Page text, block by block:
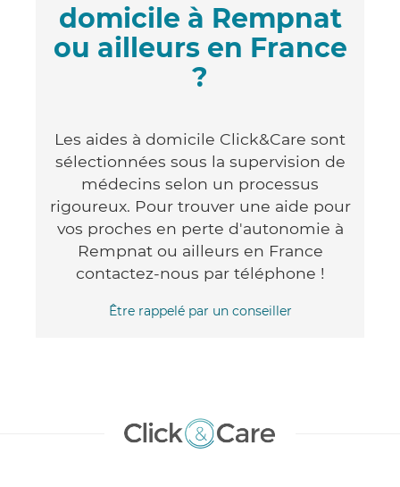
domicile à Rempnat
ou ailleurs en France
?
Les aides à domicile Click&Care sont
sélectionnées sous la supervision de
médecins selon un processus
rigoureux. Pour trouver une aide pour
vos proches en perte d'autonomie à
Rempnat ou ailleurs en France
contactez-nous par téléphone !
Être rappelé par un conseiller